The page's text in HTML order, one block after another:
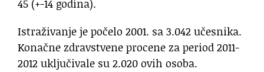
45 (+-14 godina).
Istraživanje je počelo 2001. sa 3.042 učesnika.
Konačne zdravstvene procene za period 2011-
2012 uključivale su 2.020 ovih osoba.